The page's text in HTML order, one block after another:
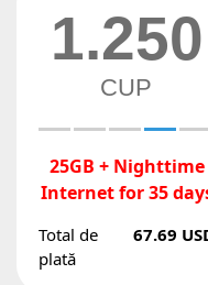
1.250
CUP
25GB + Nighttime
Internet for 35
Total de
plată
67.69